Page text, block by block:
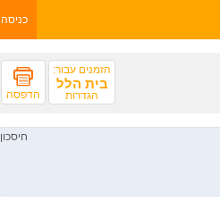
כניסה
הזמנים עבור:
בית הלל
הגדרות הדפסה